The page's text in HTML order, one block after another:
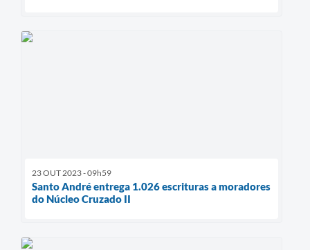
23 OUT 2023 - 09h59
Santo André entrega 1.026 escrituras a moradores
do Núcleo Cruzado II